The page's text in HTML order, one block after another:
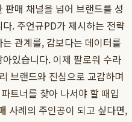
매 채널을 넘어 브랜드를 성
. 주언규PD가 제시하는 전략
관계를, 감보다는 데이터를
있습니다. 이제 팔로워 수라
브랜드와 진심으로 교감하며
트너를 찾아 나서야 할 때입
사례의 주인공이 되고 싶다면,